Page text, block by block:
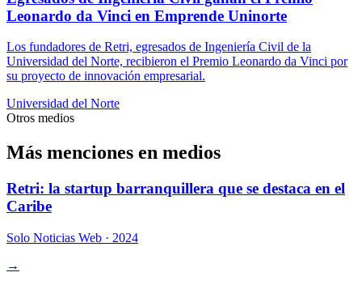
Leonardo da Vinci en Emprende Uninorte
Los fundadores de Retri, egresados de Ingeniería Civil de la
Universidad del Norte, recibieron el Premio Leonardo da Vinci por
su proyecto de innovación empresarial.
Universidad del Norte
Otros medios
Más menciones en medios
Retri: la startup barranquillera que se destaca en el
Caribe
Solo Noticias Web · 2024
→